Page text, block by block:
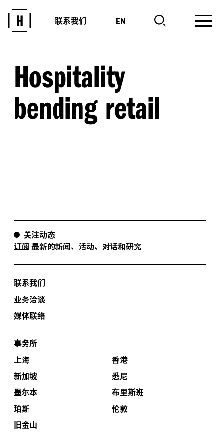
联系我们 EN
Hospitality
bending retail
关注动态
订阅 最新的新闻、活动、对话和研究
联系我们
业务洽谈
媒体联络
事务所
上海
香港
新加坡
悉尼
墨尔本
布里斯班
珀斯
伦敦
旧金山